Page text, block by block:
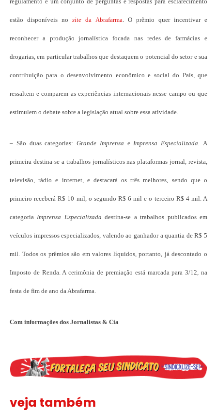
estão disponíveis nosite da Abrafarma . O prêmio quer incentivar e
reconhecer a produção jornalística focada nas redes de farmácias e
drogarias, em particular trabalhos que destaquem o potencial do setor e sua
contribuição para o desenvolvimento econômico e social do País, que
ressaltem e comparem as experiências internacionais nesse campo ou que
estimulem o debate sobre a legislação atual sobre essa atividade.
– São duas categorias:Grande Imprensa eImprensa Especializada. A
primeira destina-se a trabalhos jornalísticos nas plataformas jornal, revista,
televisão, rádio e internet, e destacará os três melhores, sendo que o
primeiro receberá R$ 10 mil, o segundo R$ 6 mil e o terceiro R$ 4 mil. A
categoria Imprensa Especializadadestina-se a trabalhos publicados em
veículos impressos especializados, valendo ao ganhador a quantia de R$ 5
mil. Todos os prêmios são em valores líquidos, portanto, já descontado o
Imposto de Renda. A cerimônia de premiação está marcada para 3/12, na
festa de fim de ano da Abrafarma.
Com informações dos Jornalistas & Cia
veja também